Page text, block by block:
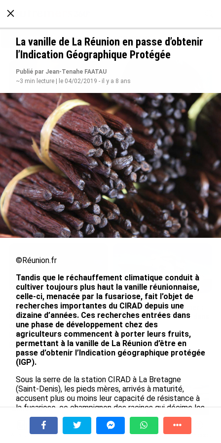
À LA UNE POLITIQUE ECONOMIE SOCIÉTÉ
Grandes figures des Outre-mer : Jane et
Paulette Nardal, les sœurs martiniquaises au
cœur du mouvement de la négritude
le 09/08/2026
SÉRIE. Histoire des chefs-
lieux d’Outre-mer : Nouméa,
une capitale construite par
le bagne, le nickel et le
Pacifique
le 08/08/2026
Rapport 2025 de l’Ifremer :
un engagement décisif dans
les Outre-mer
le 07/08/2026
De Messi à Trump : l’expérience
internationale du Martiniquais Benoît
Etinof au ...
le 07/08/2026
À la une Tv Radio A Propos
La vanille de La Réunion en passe d’obtenir
l’Indication Géographique Protégée
Publié par Jean-Tenahe FAATAU
~3 min lecture | le 04/02/2019 - il y a 8 ans
©Réunion.fr
Tandis que le réchauffement climatique conduit à
cultiver toujours plus haut la vanille réunionnaise,
celle-ci, menacée par la fusariose, fait l’objet de
recherches importantes du CIRAD depuis une
dizaine d’années. Ces recherches entrées dans
une phase de développement chez des
agriculteurs commencent à porter leurs fruits,
permettant à la vanille de La Réunion d’être en
passe d’obtenir l’Indication géographique protégée
(IGP).
Sous la serre de la station CIRAD à La Bretagne
(Saint-Denis), les pieds mères, arrivés à maturité,
accusent plus ou moins leur capacité de résistance à
la fusariose, ce champignon des racines qui décime les
lianes chez les vanilliers vieux de 5 ans en milieu
humide. Les études sont conduites par le virologue du
CIRAD Michel Grisoni, en partenariat avec plusieurs